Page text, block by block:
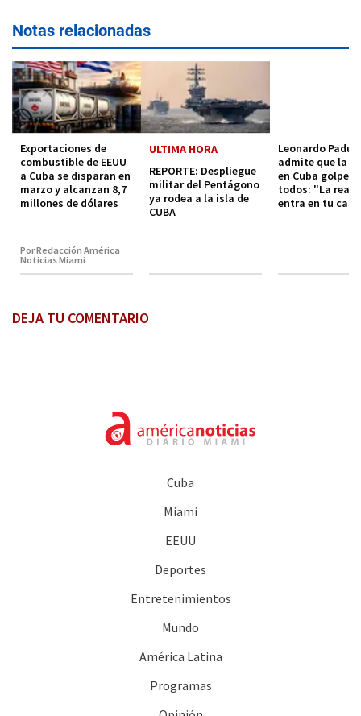
Notas relacionadas
Exportaciones de
combustible de EEUU
a Cuba se disparan en
marzo y alcanzan 8,7
millones de dólares
Por Redacción América
Noticias Miami
ULTIMA HORA
REPORTE: Despliegue
militar del Pentágono
ya rodea a la isla de
CUBA
Leonardo
admite que la
en Cuba golpea
todos: "La
entra en tu
DEJA TU COMENTARIO
Cuba
Miami
EEUU
Deportes
Entretenimientos
Mundo
América Latina
Programas